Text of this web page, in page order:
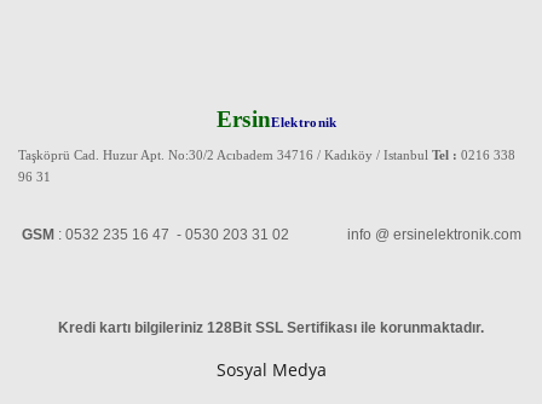
ErsinElektronik
Taşköprü Cad. Huzur Apt. No:30/2 Acıbadem 34716 / Kadıköy / Istanbul Tel : 0216 338
96 31
GSM : 0532 235 16 47 - 0530 203 31 02 info @ ersinelektronik.com
Kredi kartı bilgileriniz 128Bit SSL Sertifikası ile korunmaktadır.
Sosyal Medya